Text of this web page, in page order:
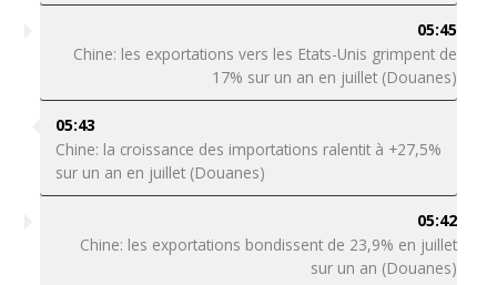
05:45
Chine: les exportations vers les Etats-Unis grimpent de
17% sur un an en juillet (Douanes)
05:43
Chine: la croissance des importations ralentit à +27,5%
sur un an en juillet (Douanes)
05:42
Chine: les exportations bondissent de 23,9% en juillet
sur un an (Douanes)